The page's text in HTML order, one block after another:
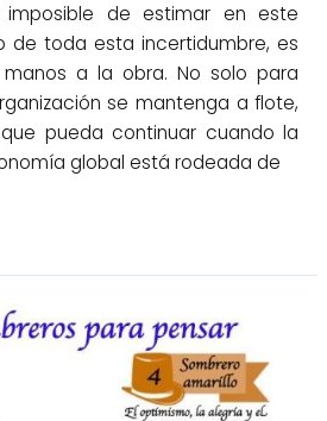
de estimar en este
de toda esta incertidumbre, es
a la obra. No solo para
se mantenga a flote,
pueda continuar cuando la
global está rodeada de